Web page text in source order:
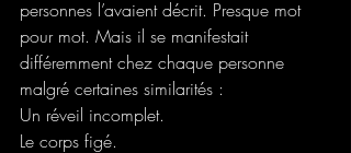
personnes l’avaient décrit. Presque mot
pour mot. Mais il se manifestait
différemment chez chaque personne
malgré certaines similarités :
Un réveil incomplet.
Le corps figé.